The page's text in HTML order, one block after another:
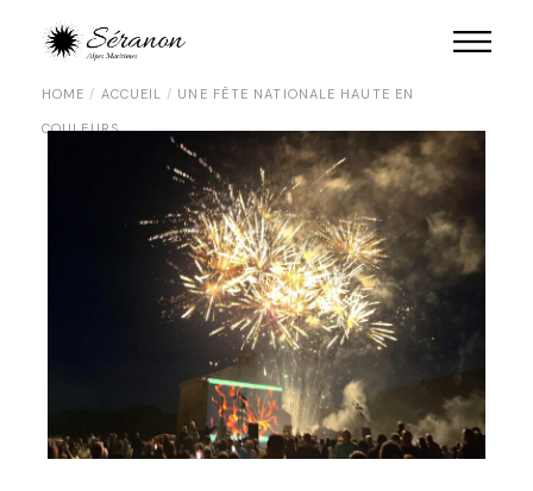
HOME ACCUEIL UNE FÊTE NATIONALE HAUTE EN
COULEURS